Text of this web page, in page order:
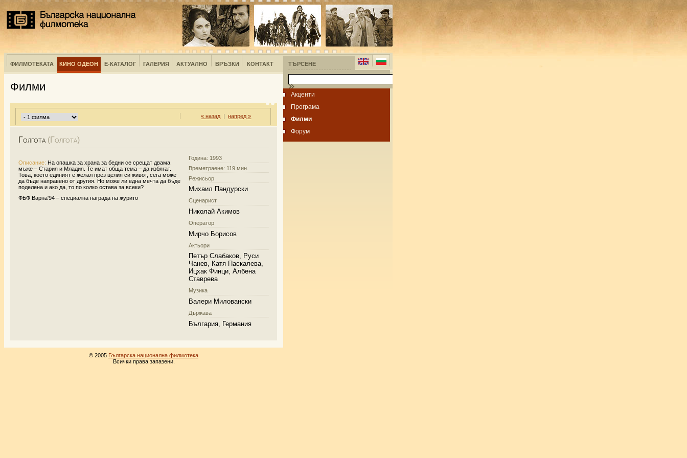
ФИЛМОТЕКАТА КИНО ОДЕОН Е-КАТАЛОГ ГАЛЕРИЯ АКТУАЛНО ВРЪЗКИ КОНТАКТ ТЪРСЕНЕ
Акценти
Програма
Филми
Форум
Филми
« назад |напред »
Голгота (Голгота)
Описание: На опашка за храна за бедни се срещат двама
мъже – Стария и Младия. Те имат обща тема – да избягат.
Това, което единият е желал през целия си живот, сега може
да бъде направено от другия. Но може ли една мечта да бъде
поделена и ако да, то по колко остава за всеки?
ФБФ Варна'94 – специална награда на журито
Година: 1993
Времетраене: 119 мин.
Режисьор
Михаил Пандурски
Сценарист
Николай Акимов
Оператор
Мирчо Борисов
Актьори
Петър Слабаков, Руси
Чанев, Катя Паскалева,
Ицхак Финци, Албена
Ставрева
Музика
Валери Миловански
Държава
България, Германия
© 2005 Българска национална филмотека
Всички права запазени.